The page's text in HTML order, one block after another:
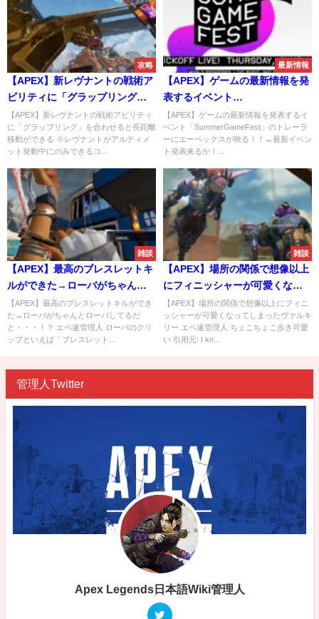
攻略
【APEX】新レヴナントの戦術ア
ビリティに「グラップリング」
を合わせると長距離移動ができ
る
【APEX】新レヴナントの戦術アビリティ
に「グラップリング」を合わせると長距離
移動ができる ※レヴナントがアルティメ
ット発動中にのみできるコ...
最新情報
【APEX】ゲームの最新情報を発
表するイベント
「SummerGameFest」のトレー
ラーにエーペックスが映る！！
→最新イベント発表来るか！？
【APEX】ゲームの最新情報を発表するイ
ベント「SummerGameFest」のトレーラ
ーにエーペックスが映る！！→最新イベン
ト発表来るか！...
雑談
【APEX】最高のブレスレットキ
ルができた→ローバがちゃんと
ローバしてるだと・・・！？
【APEX】最高のブレスレットキルができ
た→ローバがちゃんとローバしてるだ
と・・・！？ エペ速管理人 ローバのクリ
ップといえば「ブレスレット...
雑談
【APEX】場所の関係で想像以上
にフィニッシャーが可愛くなっ
てしまったヴァルキリー
【APEX】場所の関係で想像以上にフィニ
ッシャーが可愛くなってしまったヴァルキ
リー エペ速管理人 ちょこちょこ歩き可愛
い 引用元: I kn...
管理人Twitter
Apex Legends日本語Wiki管理人